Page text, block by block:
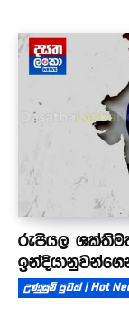
රුපියල
උණුසුම් පුවත් | Hot